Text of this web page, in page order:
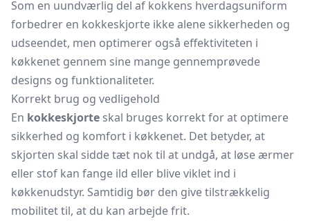
Som en uundværlig del af kokkens hverdagsuniform
forbedrer en kokkeskjorte ikke alene sikkerheden og
udseendet, men optimerer også effektiviteten i
køkkenet gennem sine mange gennemprøvede
designs og funktionaliteter.
Korrekt brug og vedligehold
En kokkeskjorte skal bruges korrekt for at optimere
sikkerhed og komfort i køkkenet. Det betyder, at
skjorten skal sidde tæt nok til at undgå, at løse ærmer
eller stof kan fange ild eller blive viklet ind i
køkkenudstyr. Samtidig bør den give tilstrækkelig
mobilitet til, at du kan arbejde frit.